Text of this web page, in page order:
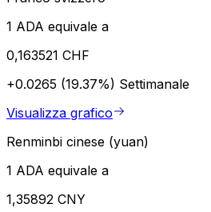
1 ADA equivale a
0,163521 CHF
+0.0265 (19.37%) Settimanale
Visualizza grafico
Renminbi cinese (yuan)
1 ADA equivale a
1,35892 CNY